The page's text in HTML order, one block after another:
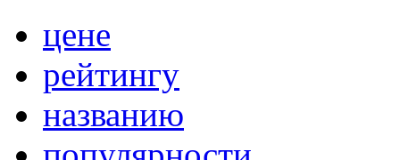
цене
рейтингу
названию